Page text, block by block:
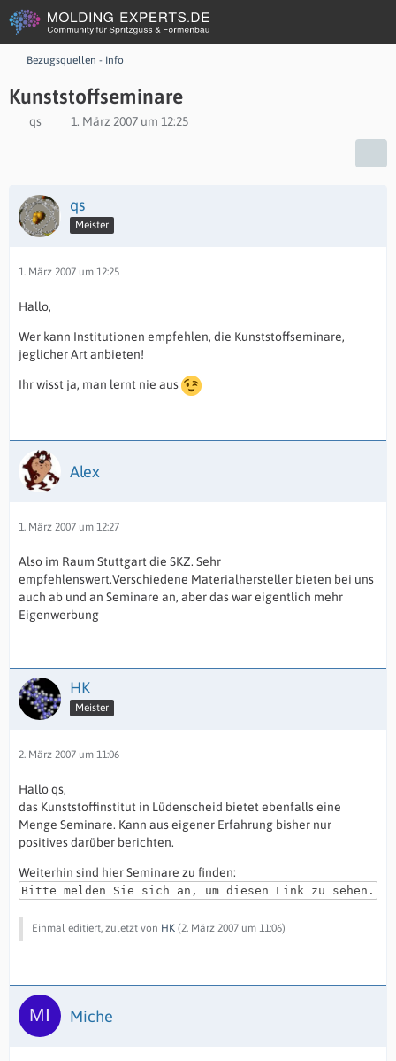
Bezugsquellen - Info
Kunststoffseminare
qs 1. März 2007 um 12:25
qs
Meister
1. März 2007 um 12:25
Hallo,
Wer kann Institutionen empfehlen, die Kunststoffseminare,
jeglicher Art anbieten!
Ihr wisst ja, man lernt nie aus
Alex
1. März 2007 um 12:27
Also im Raum Stuttgart die SKZ. Sehr
empfehlenswert.Verschiedene Materialhersteller bieten bei uns
auch ab und an Seminare an, aber das war eigentlich mehr
Eigenwerbung
HK
Meister
2. März 2007 um 11:06
Hallo qs,
das Kunststoffinstitut in Lüdenscheid bietet ebenfalls eine
Menge Seminare. Kann aus eigener Erfahrung bisher nur
positives darüber berichten.
Weiterhin sind hier Seminare zu finden:
Bitte melden Sie sich an, um diesen Link zu sehen.
Einmal editiert, zuletzt von HK (2. März 2007 um 11:06)
Miche